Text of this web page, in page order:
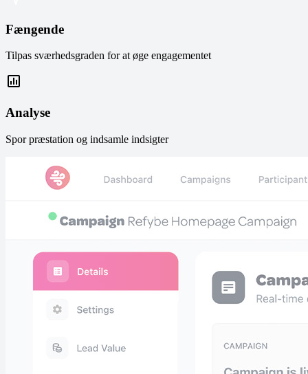
Fængende
Tilpas sværhedsgraden for at øge engagementet
Analyse
Spor præstation og indsamle indsigter